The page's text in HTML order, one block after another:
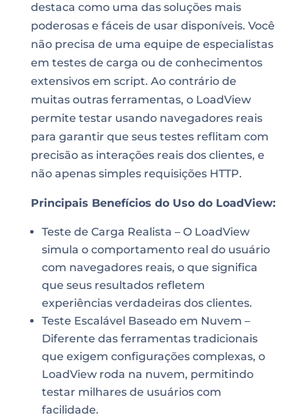
destaca como uma das soluções mais
poderosas e fáceis de usar disponíveis. Você
não precisa de uma equipe de especialistas
em testes de carga ou de conhecimentos
extensivos em script. Ao contrário de
muitas outras ferramentas, o LoadView
permite testar usando navegadores reais
para garantir que seus testes reflitam com
precisão as interações reais dos clientes, e
não apenas simples requisições HTTP.
Principais Benefícios do Uso do LoadView:
Teste de Carga Realista – O LoadView
simula o comportamento real do usuário
com navegadores reais, o que significa
que seus resultados refletem
experiências verdadeiras dos clientes.
Teste Escalável Baseado em Nuvem –
Diferente das ferramentas tradicionais
que exigem configurações complexas, o
LoadView roda na nuvem, permitindo
testar milhares de usuários com
facilidade.